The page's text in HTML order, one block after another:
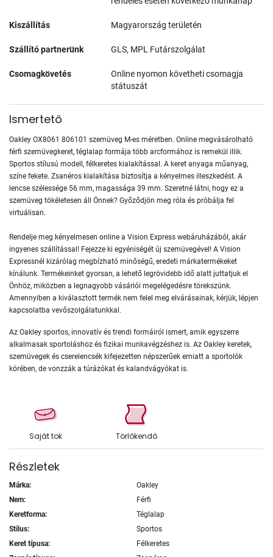
Kiszállítás Magyarország területén
Szállító partnerünk GLS, MPL Futárszolgálat
Csomagkövetés
Online nyomon követheti csomagja
státuszát
Ismertető
Oakley OX8061 806101 szemüveg M-es méretben. Online megvásárolható
férfi szemüvegkeret, téglalap formája több arcformához is remekül illik.
Sportos stílusú modell, félkeretes kialakítással. A keret anyaga műanyag,
színe fekete. Zsanéros kialakítása biztosítja a kényelmes illeszkedést. A
lencse szélessége 56 mm, magassága 39 mm. Szeretné látni, hogy ez a
szemüveg tökéletesen áll Önnek? Győződjön meg róla és próbálja fel
virtuálisan.
Rendelje meg kényelmesen online a Vision Express webáruházából, akár
ingyenes szállítással! Fejezze ki egyéniségét új szemüvegével! A Vision
Expressnél kizárólag megbízható minőségű, eredeti márkatermékeket
kínálunk. Termékeinket gyorsan, a lehető legrövidebb idő alatt juttatjuk el
Önhöz, miközben a legnagyobb vásárlói megelégedésre törekszünk.
Amennyiben a kiválasztott termék nem felel meg elvárásainak, kérjük, lépjen
kapcsolatba vevőszolgálatunkkal.
Az Oakley sportos, innovatív és trendi formáiról ismert, amik egyszerre
alkalmasak sportoláshoz és fizikai munkavégzéshez is. Az Oakley keretek,
szemüvegek és cserelencsék kifejezetten népszerűek emiatt a sportolók
körében, de vonzzák a túrázókat és kalandvágyókat is.
Saját tok Törlőkendő
Részletek
Márka:
Oakley
Nem:
Férfi
Keretforma:
Téglalap
Stílus:
Sportos
Keret típusa:
Félkeretes